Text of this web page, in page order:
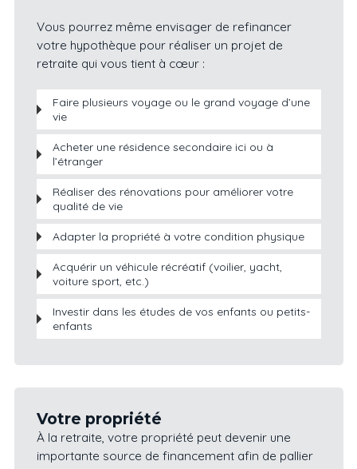
Vous pourrez même envisager de refinancer
votre hypothèque pour réaliser un projet de
retraite qui vous tient à cœur :
Faire plusieurs voyage ou le grand voyage d’une
vie
Acheter une résidence secondaire ici ou à
l’étranger
Réaliser des rénovations pour améliorer votre
qualité de vie
Adapter la propriété à votre condition physique
Acquérir un véhicule récréatif (voilier, yacht,
voiture sport, etc.)
Investir dans les études de vos enfants ou petits-
enfants
Votre propriété
À la retraite, votre propriété peut devenir une
importante source de financement afin de pallier